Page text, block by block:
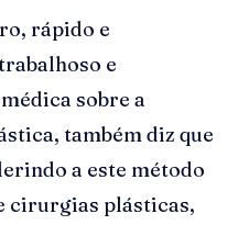
rápido e
e
sobre a
também diz que
a este método
cirurgias plásticas,